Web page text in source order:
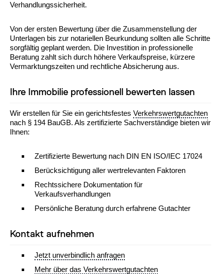
Verhandlungssicherheit.
Von der ersten Bewertung über die Zusammenstellung der
Unterlagen bis zur notariellen Beurkundung sollten alle Schritte
sorgfältig geplant werden. Die Investition in professionelle
Beratung zahlt sich durch höhere Verkaufspreise, kürzere
Vermarktungszeiten und rechtliche Absicherung aus.
Ihre Immobilie professionell bewerten lassen
Wir erstellen für Sie ein gerichtsfestes Verkehrswertgutachten
nach § 194 BauGB. Als zertifizierte Sachverständige bieten wir
Ihnen:
Zertifizierte Bewertung nach DIN EN ISO/IEC 17024
Berücksichtigung aller wertrelevanten Faktoren
Rechtssichere Dokumentation für
Verkaufsverhandlungen
Persönliche Beratung durch erfahrene Gutachter
Kontakt aufnehmen
Jetzt unverbindlich anfragen
Mehr über das Verkehrswertgutachten